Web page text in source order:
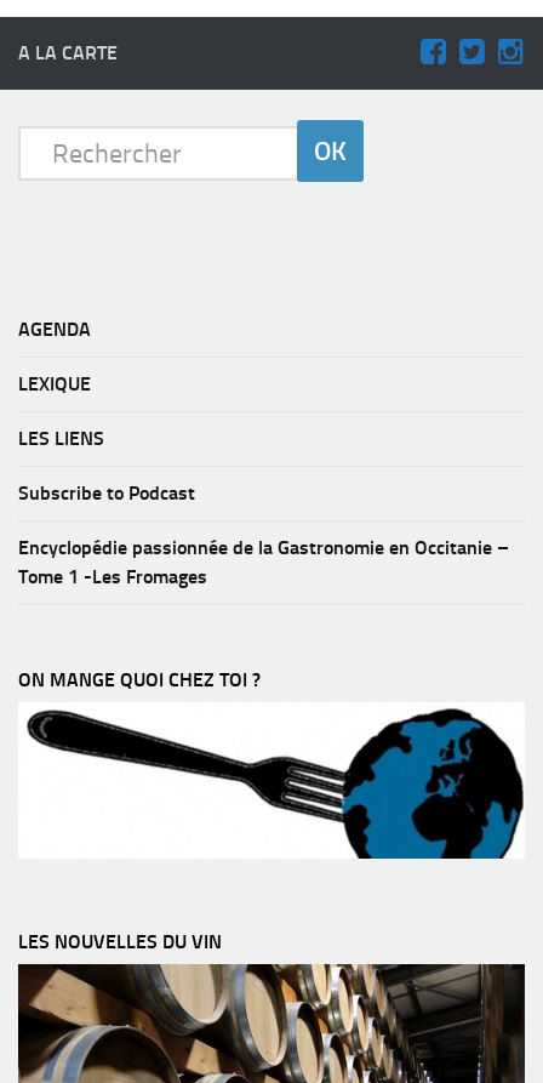
A LA CARTE
AGENDA
LEXIQUE
LES LIENS
Subscribe to Podcast
Encyclopédie passionnée de la Gastronomie en Occitanie –
Tome 1 -Les Fromages
ON MANGE QUOI CHEZ TOI ?
LES NOUVELLES DU VIN